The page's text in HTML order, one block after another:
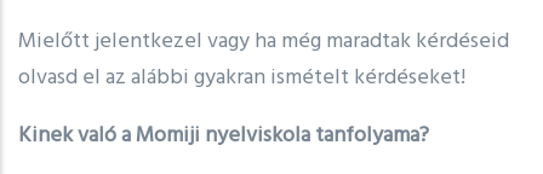
Mielőtt jelentkezel vagy ha még maradtak kérdéseid
olvasd el az alábbi gyakran ismételt kérdéseket!
Kinek való a Momiji nyelviskola tanfolyama?